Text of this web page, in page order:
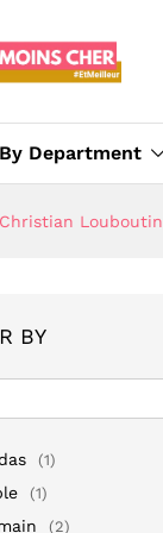
Department
Christian Louboutin
BY
(1)
(1)
(2)